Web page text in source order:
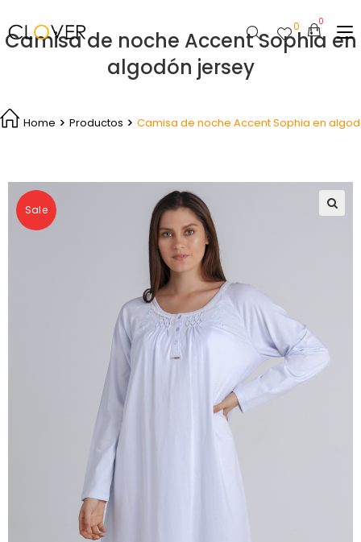
0
Camisa de noche Accent Sophia en
algodón jersey
Home Productos Camisa de noche Accent Sophia en
Sale